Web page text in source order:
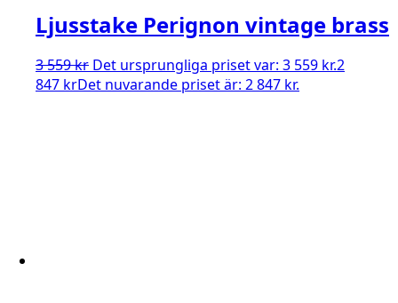
Ljusstake Perignon vintage brass
3 559kr Det ursprungliga priset var: 3 559 kr.2
847 krDet nuvarande priset är: 2 847 kr.